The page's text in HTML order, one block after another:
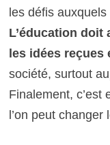
les défis
L’éducation
les idées reçues
société, surtout
Finalement, c’est
l’on peut